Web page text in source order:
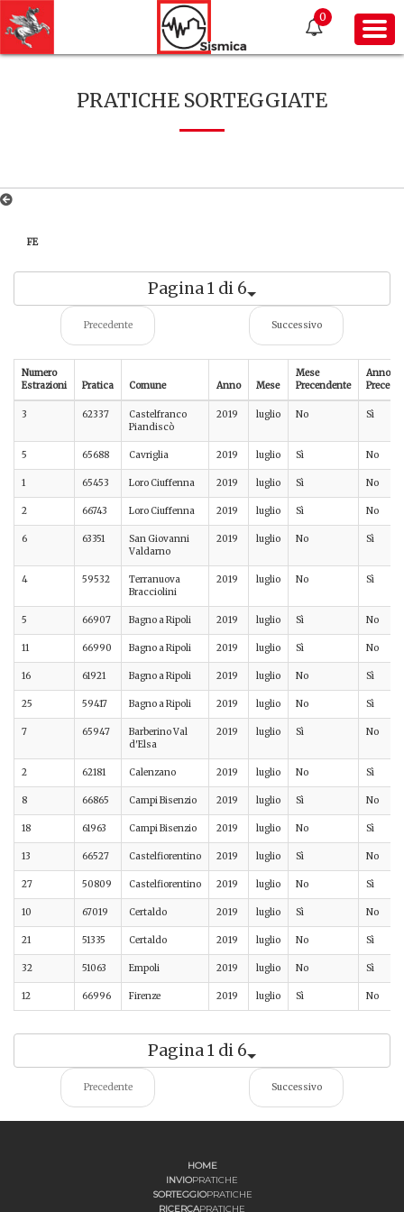
0
PRATICHE SORTEGGIATE
FE
Pagina 1 di 6
Precedente Successivo
Numero
Estrazioni
Pratica Comune Anno Mese
Mese
Precendente
Anno
3 62337
Castelfranco
Piandiscò
2019 luglio No Sì
5 65688 Cavriglia 2019 luglio Sì No
1 65453 Loro Ciuffenna 2019 luglio Sì No
2 66743 Loro Ciuffenna 2019 luglio Sì No
6 63351
San Giovanni
Valdarno
2019 luglio No Sì
4 59532
Terranuova
Bracciolini
2019 luglio No Sì
5 66907 Bagno a Ripoli 2019 luglio Sì No
11 66990 Bagno a Ripoli 2019 luglio Sì No
16 61921 Bagno a Ripoli 2019 luglio No Sì
25 59417 Bagno a Ripoli 2019 luglio No Sì
7 65947
Barberino Val
d'Elsa
2019 luglio Sì No
2 62181 Calenzano 2019 luglio No Sì
8 66865 Campi Bisenzio 2019 luglio Sì No
18 61963 Campi Bisenzio 2019 luglio No Sì
13 66527 Castelfiorentino 2019 luglio Sì No
27 50809 Castelfiorentino 2019 luglio No Sì
10 67019 Certaldo 2019 luglio Sì No
21 51335 Certaldo 2019 luglio No Sì
32 51063 Empoli 2019 luglio No Sì
12 66996 Firenze 2019 luglio Sì No
Pagina 1 di 6
Precedente Successivo
HOME
INVIOPRATICHE
SORTEGGIOPRATICHE
RICERCAPRATICHE